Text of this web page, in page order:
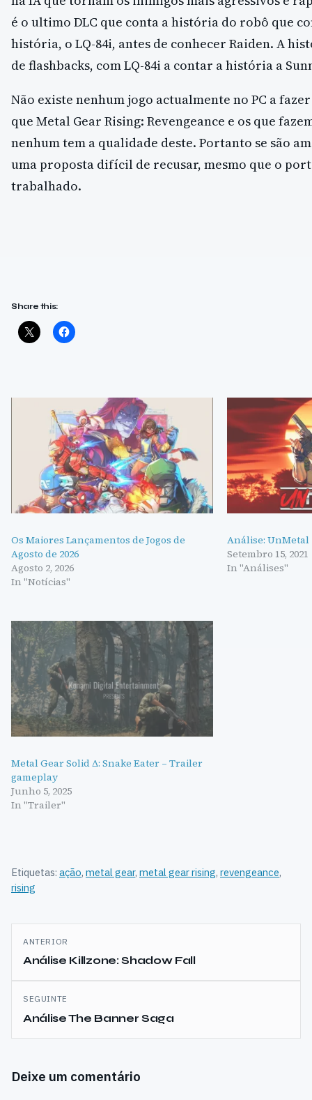
é o ultimo DLC que conta a história do robô que
história, o LQ-84i, antes de conhecer Raiden. A
de flashbacks, com LQ-84i a contar a história a
Não existe nenhum jogo actualmente no PC a
que Metal Gear Rising: Revengeance e os que
nenhum tem a qualidade deste. Portanto se são
uma proposta difícil de recusar, mesmo que o
trabalhado.
Share this:
Os Maiores Lançamentos de Jogos de
Agosto de 2026
Agosto 2, 2026
In "Notícias"
Análise: UnMetal
Setembro 15, 2021
In "Análises"
Metal Gear Solid Δ: Snake Eater – Trailer
gameplay
Junho 5, 2025
In "Trailer"
Etiquetas: ação, metal gear, metal gear rising, revengeance,
rising
Navegação
de
artigos
ANTERIOR
Análise Killzone: Shadow Fall
SEGUINTE
Análise The Banner Saga
Deixe um comentário